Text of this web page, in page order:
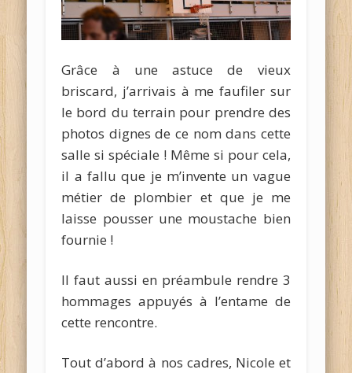
Grâce à une astuce de vieux
briscard, j’arrivais à me faufiler sur
le bord du terrain pour prendre des
photos dignes de ce nom dans cette
salle si spéciale ! Même si pour cela,
il a fallu que je m’invente un vague
métier de plombier et que je me
laisse pousser une moustache bien
fournie !
Il faut aussi en préambule rendre 3
hommages appuyés à l’entame de
cette rencontre.
Tout d’abord à nos cadres, Nicole et